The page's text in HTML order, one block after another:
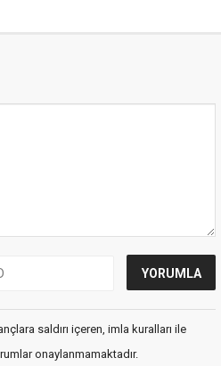
saldırı içeren, imla kuralları ile
onaylanmamaktadır.